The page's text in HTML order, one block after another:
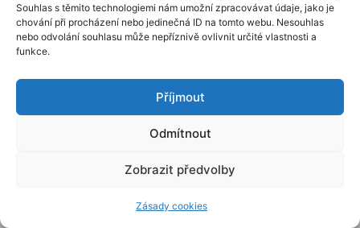
Souhlas s těmito technologiemi nám umožní zpracovávat údaje, jako je
chování při procházení nebo jedinečná ID na tomto webu. Nesouhlas
nebo odvolání souhlasu může nepříznivě ovlivnit určité vlastnosti a
funkce.
Příjmout
Odmítnout
Zobrazit předvolby
Zásady cookies